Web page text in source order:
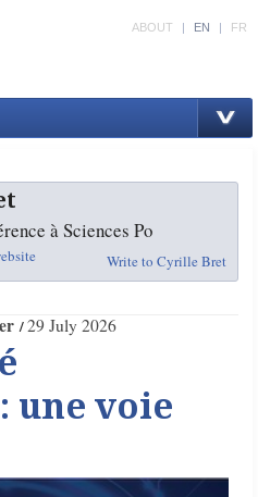
ABOUT | EN | FR
à Sciences Po
Write to Cyrille Bret
29 July 2026
une voie